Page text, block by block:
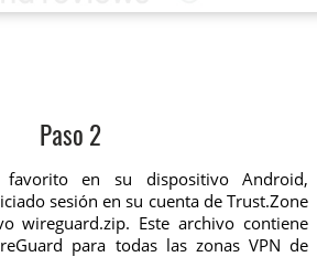
Paso 2
en su dispositivo Android,
sesión en su cuenta de Trust.Zone
wireguard.zip. Este archivo contiene
para todas las zonas VPN de